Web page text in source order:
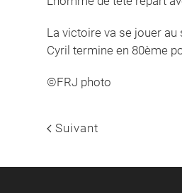
La victoire va se jouer au
Cyril termine en 80ème
©FRJ photo
Suivant